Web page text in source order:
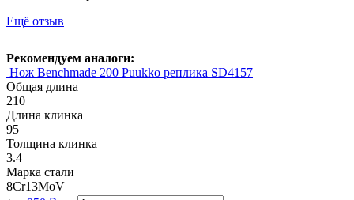
Ещё отзыв
Рекомендуем аналоги:
Нож Benchmade 200 Puukko реплика SD4157
Общая длина
210
Длина клинка
95
Толщина клинка
3.4
Марка стали
8Cr13MoV